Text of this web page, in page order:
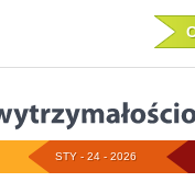
STY - 24 - 2026